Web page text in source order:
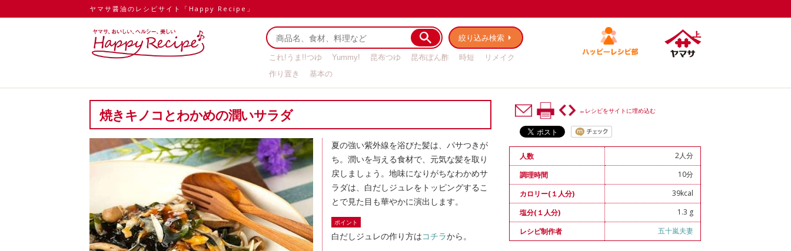
ヤマサ醤油のレシピサイト「Happy Recipe」
絞り込み検索
これ!うま!!つゆ Yummy! 昆布つゆ 昆布ぽん酢 時短
リメイク
作り置き
基本の
焼きキノコとわかめの潤いサラダ
夏の強い紫外線を浴びた髪は、パサつきが
ち。潤いを与える食材で、元気な髪を取り
戻しましょう。地味になりがちなわかめサ
ラダは、白だしジュレをトッピングするこ
とで見た目も華やかに演出します。
ポイント
白だしジュレの作り方はコチラから。
←レシピをサイトに埋め込む
人数
2人分
調理時間
10分
カロリー(１人分)
39kcal
塩分(１人分)
1.3 g
レシピ制作者
五十嵐夫妻